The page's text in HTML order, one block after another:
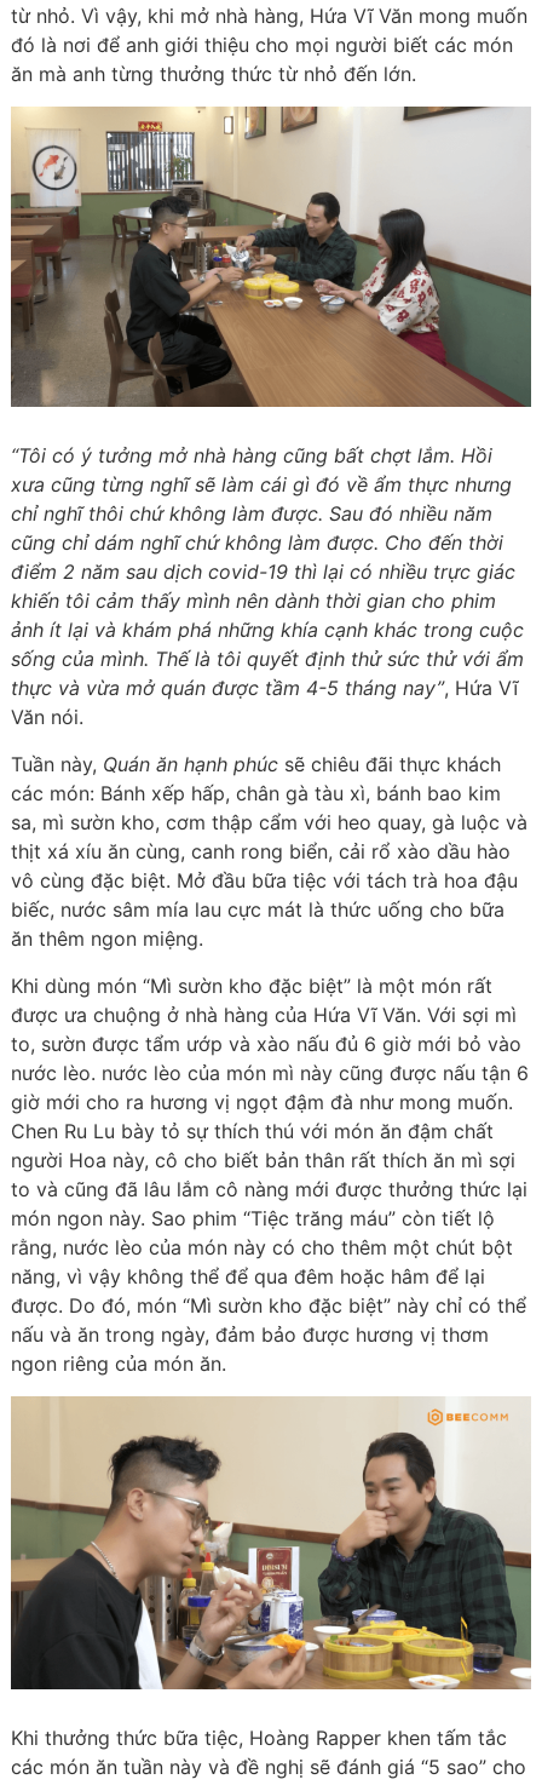
từ nhỏ. Vì vậy, khi mở nhà hàng, Hứa Vĩ Văn mong muốn
đó là nơi để anh giới thiệu cho mọi người biết các món
ăn mà anh từng thưởng thức từ nhỏ đến lớn.
“Tôi có ý tưởng mở nhà hàng cũng bất chợt lắm. Hồi
xưa cũng từng nghĩ sẽ làm cái gì đó về ẩm thực nhưng
chỉ nghĩ thôi chứ không làm được. Sau đó nhiều năm
cũng chỉ dám nghĩ chứ không làm được. Cho đến thời
điểm 2 năm sau dịch covid-19 thì lại có nhiều trực giác
khiến tôi cảm thấy mình nên dành thời gian cho phim
ảnh ít lại và khám phá những khía cạnh khác trong cuộc
sống của mình. Thế là tôi quyết định thử sức thử với ẩm
thực và vừa mở quán được tầm 4-5 tháng nay”, Hứa Vĩ
Văn nói.
Tuần này, Quán ăn hạnh phúcsẽ chiêu đãi thực khách
các món: Bánh xếp hấp, chân gà tàu xì, bánh bao kim
sa, mì sườn kho, cơm thập cẩm với heo quay, gà luộc và
thịt xá xíu ăn cùng, canh rong biển, cải rổ xào dầu hào
vô cùng đặc biệt. Mở đầu bữa tiệc với tách trà hoa đậu
biếc, nước sâm mía lau cực mát là thức uống cho bữa
ăn thêm ngon miệng.
Khi dùng món “Mì sườn kho đặc biệt” là một món rất
được ưa chuộng ở nhà hàng của Hứa Vĩ Văn. Với sợi mì
to, sườn được tẩm ướp và xào nấu đủ 6 giờ mới bỏ vào
nước lèo. nước lèo của món mì này cũng được nấu tận 6
giờ mới cho ra hương vị ngọt đậm đà như mong muốn.
Chen Ru Lu bày tỏ sự thích thú với món ăn đậm chất
người Hoa này, cô cho biết bản thân rất thích ăn mì sợi
to và cũng đã lâu lắm cô nàng mới được thưởng thức lại
món ngon này. Sao phim “Tiệc trăng máu” còn tiết lộ
rằng, nước lèo của món này có cho thêm một chút bột
năng, vì vậy không thể để qua đêm hoặc hâm để lại
được. Do đó, món “Mì sườn kho đặc biệt” này chỉ có thể
nấu và ăn trong ngày, đảm bảo được hương vị thơm
ngon riêng của món ăn.
Khi thưởng thức bữa tiệc, Hoàng Rapper khen tấm tắc
các món ăn tuần này và đề nghị sẽ đánh giá “5 sao” cho